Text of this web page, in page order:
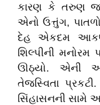
કારણ કે તરુણ
એનો ઉત્તુંગ,
દેહ એકદમ
શિલ્પીની મનોરમ
ઊઠ્યો. એની
તેજસ્વિતા
સિંહાસનની સામે